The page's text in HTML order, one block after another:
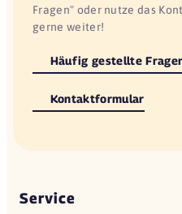
Fragen" oder nutze das
gerne weiter!
Häufig gestellte
Kontaktformular
Service